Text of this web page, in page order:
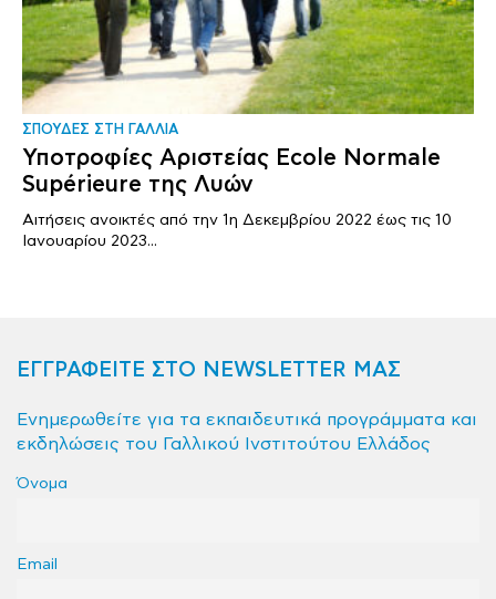
ΣΠΟΥΔΕΣ ΣΤΗ ΓΑΛΛΙΑ
Υποτροφίες Αριστείας Ecole Normale
Supérieure της Λυών
Αιτήσεις ανοικτές από την 1η Δεκεμβρίου 2022 έως τις 10
Ιανουαρίου 2023...
ΕΓΓΡΑΦΕΙΤΕ ΣΤΟ NEWSLETTER ΜΑΣ
Ενημερωθείτε για τα εκπαιδευτικά προγράμματα και
εκδηλώσεις του Γαλλικού Ινστιτούτου Ελλάδος
Όνομα
Email